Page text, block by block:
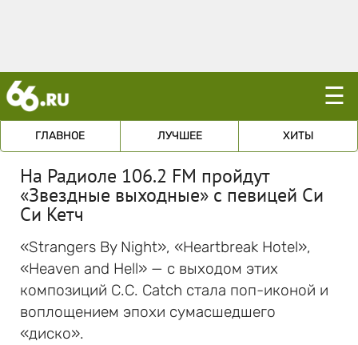
☰
ГЛАВНОЕ ЛУЧШЕЕ ХИТЫ
На Радиоле 106.2 FM пройдут
«Звездные выходные» с певицей Си
Си Кетч
«Strangers By Night», «Heartbreak Hotel»,
«Heaven and Hell» — с выходом этих
композиций C.C. Catch стала поп-иконой и
воплощением эпохи сумасшедшего
«диско».